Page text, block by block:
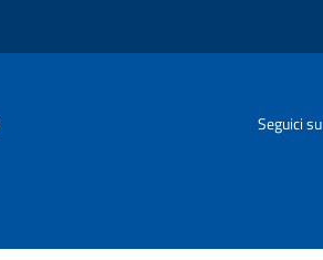
Seguici su